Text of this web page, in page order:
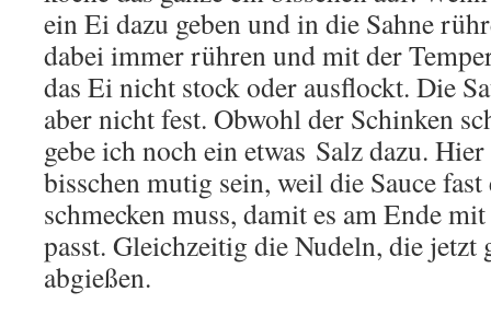
ein Ei dazu geben und in die Sahne
dabei immer rühren und mit der
das Ei nicht stock oder ausflockt. Die
aber nicht fest. Obwohl der Schinken
gebe ich noch ein etwas Salz dazu.
bisschen mutig sein, weil die Sauce
schmecken muss, damit es am Ende
passt. Gleichzeitig die Nudeln, die jetzt
abgießen.